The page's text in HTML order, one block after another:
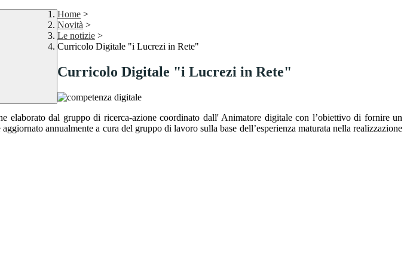
Home >
Novità >
Le notizie >
Curricolo Digitale "i Lucrezi in Rete"
Curricolo Digitale "i Lucrezi in Rete"
elaborato dal gruppo di ricerca-azione coordinato dall' Animatore digitale con l’obiettivo di fornire un
annualmente a cura del gruppo di lavoro sulla base dell’esperienza maturata nella realizzazione